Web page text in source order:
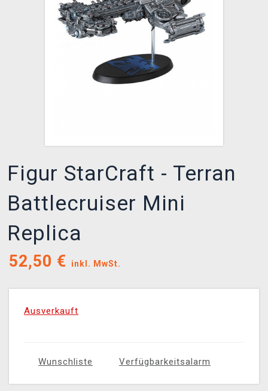
XZONE CLUB
Figur StarCraft - Terran
Battlecruiser Mini
Replica
52,50 € inkl. MwSt.
Ausverkauft
Wunschliste Verfügbarkeitsalarm